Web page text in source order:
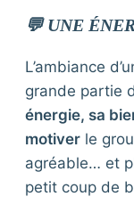
💬 UNE
L’ambiance
grande partie
énergie, sa
motiverle
agréable… et
petit coup de